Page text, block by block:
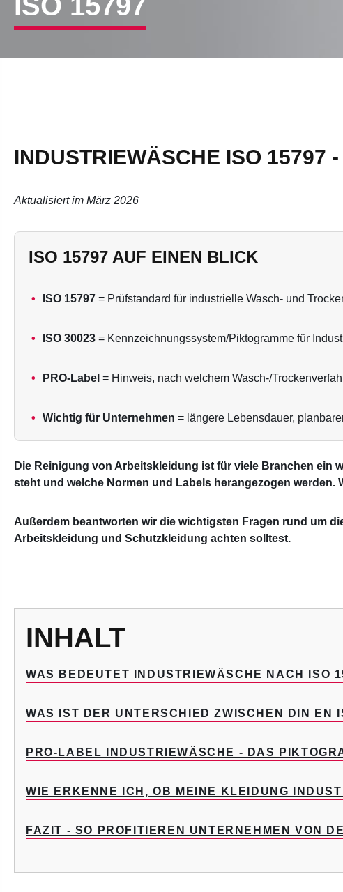
INDUSTRIEWÄSCHE ISO 15797
Aktualisiert im März 2026
ISO 15797 AUF EINEN BLICK
ISO 15797 = Prüfstandard für industrielle Wasch- und
ISO 30023 = Kennzeichnungssystem/Piktogramme für
PRO-Label = Hinweis, nach welchem Wasch-/
Wichtig für Unternehmen = längere Lebensdauer,
Die Reinigung von Arbeitskleidung ist für viele Branchen ein
steht und welche Normen und Labels herangezogen werden.
Außerdem beantworten wir die wichtigsten Fragen rund um
Arbeitskleidung und Schutzkleidung achten solltest.
INHALT
WAS BEDEUTET INDUSTRIEWÄSCHE NACH ISO
WAS IST DER UNTERSCHIED ZWISCHEN DIN EN
PRO-LABEL INDUSTRIEWÄSCHE - DAS
WIE ERKENNE ICH, OB MEINE KLEIDUNG
FAZIT - SO PROFITIEREN UNTERNEHMEN VON